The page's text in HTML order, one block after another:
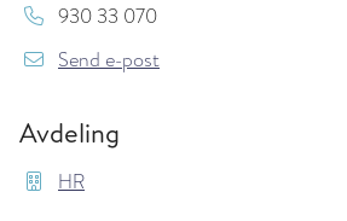
Mob:
930 33 070
Send e-post
Avdeling
HR